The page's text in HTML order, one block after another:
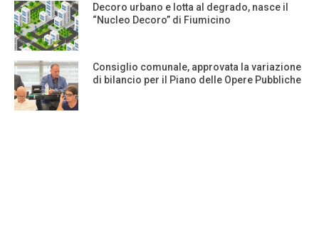
Decoro urbano e lotta al degrado, nasce il
“Nucleo Decoro” di Fiumicino
Consiglio comunale, approvata la variazione
di bilancio per il Piano delle Opere Pubbliche